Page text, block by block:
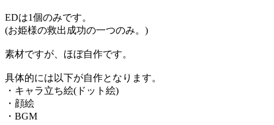
EDは1個のみです。
(お姫様の救出成功の一つのみ。)
素材ですが、ほぼ自作です。
具体的には以下が自作となります。
・キャラ立ち絵(ドット絵)
・顔絵
・BGM